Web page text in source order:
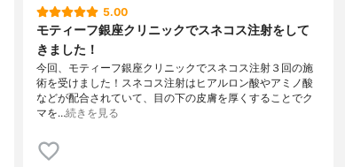
5.00
モティーフ銀座クリニックでスネコス注射をして
きました！
今回、モティーフ銀座クリニックでスネコス注射３回の施
術を受けました！スネコス注射はヒアルロン酸やアミノ酸
などが配合されていて、目の下の皮膚を厚くすることでク
マを…続きを見る